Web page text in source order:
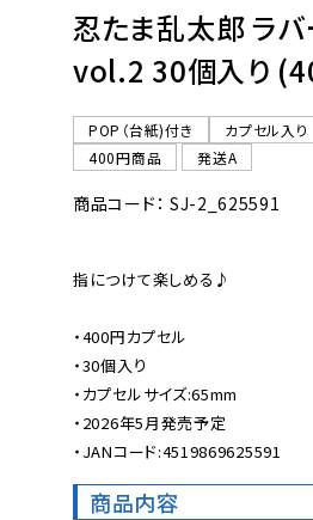
忍たま乱太郎 ラバ
vol.2 30個入り
POP（台紙)付き
カプセル入り
400円商品
発送A
商品コード： SJ-2_625591
指につけて楽しめる♪
・400円カプセル
・30個入り
・カプセルサイズ:65mm
・2026年5月発売予定
・JANコード:4519869625591
商品内容